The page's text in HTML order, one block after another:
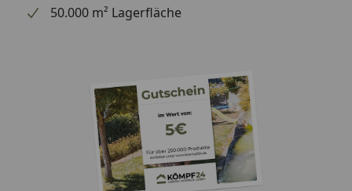
50.000 m² Lagerfläche